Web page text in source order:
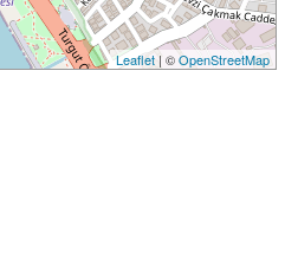
Leaflet| ©OpenStreetMap